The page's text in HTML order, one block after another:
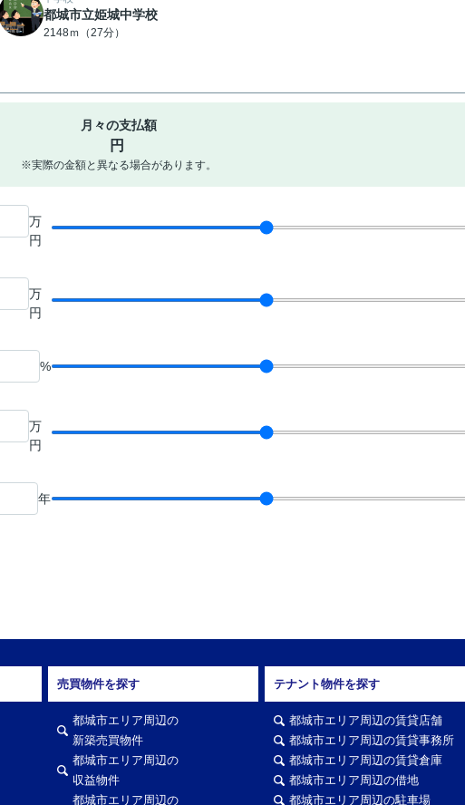
都城市立姫城中学校
2148ｍ（27分）
月々の支払額
円
※実際の金額と異なる場合があります。
万
円
万
円
%
万
円
年
売買物件を探す
都城市エリア周辺の
新築売買物件
都城市エリア周辺の
収益物件
都城市エリア周辺の
テナント物件を探す
都城市エリア周辺の賃貸店舗
都城市エリア周辺の賃貸事務所
都城市エリア周辺の賃貸倉庫
都城市エリア周辺の借地
都城市エリア周辺の駐車場